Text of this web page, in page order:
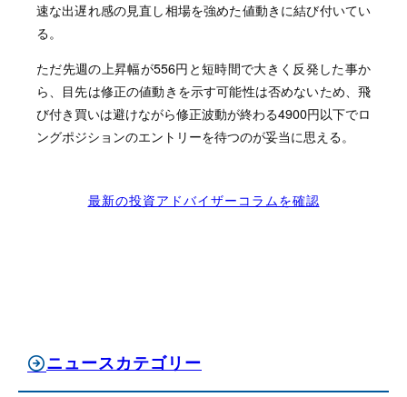
速な出遅れ感の見直し相場を強めた値動きに結び付いてい
る。
ただ先週の上昇幅が556円と短時間で大きく反発した事か
ら、目先は修正の値動きを示す可能性は否めないため、飛
び付き買いは避けながら修正波動が終わる4900円以下でロ
ングポジションのエントリーを待つのが妥当に思える。
最新の投資アドバイザーコラムを確認
ニュースカテゴリー